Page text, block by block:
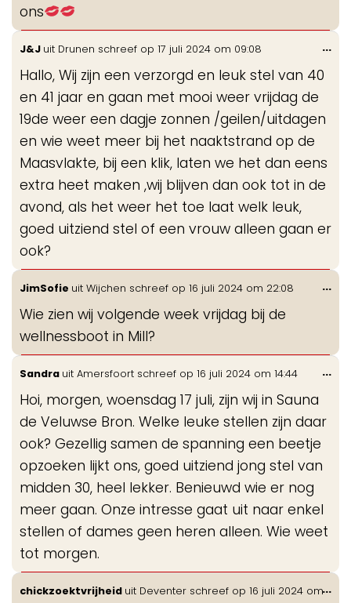
ons
J&J uit Drunen schreef op 17 juli 2024 om 09:08
Hallo, Wij zijn een verzorgd en leuk stel van 40
en 41 jaar en gaan met mooi weer vrijdag de
19de weer een dagje zonnen /geilen/uitdagen
en wie weet meer bij het naaktstrand op de
Maasvlakte, bij een klik, laten we het dan eens
extra heet maken ,wij blijven dan ook tot in de
avond, als het weer het toe laat welk leuk,
goed uitziend stel of een vrouw alleen gaan er
ook?
...
JimSofie uit Wijchen schreef op 16 juli 2024 om 22:08
Wie zien wij volgende week vrijdag bij de
wellnessboot in Mill?
...
Sandra uit Amersfoort schreef op 16 juli 2024 om 14:44
Hoi, morgen, woensdag 17 juli, zijn wij in Sauna
de Veluwse Bron. Welke leuke stellen zijn daar
ook? Gezellig samen de spanning een beetje
opzoeken lijkt ons, goed uitziend jong stel van
midden 30, heel lekker. Benieuwd wie er nog
meer gaan. Onze intresse gaat uit naar enkel
stellen of dames geen heren alleen. Wie weet
tot morgen.
...
chickzoektvrijheid uit Deventer schreef op 16 juli 2024 om...